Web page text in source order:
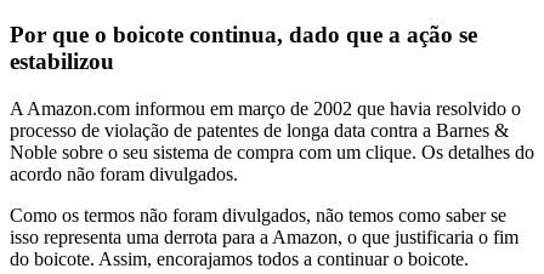
Por que o boicote continua, dado que a ação se
estabilizou
A Amazon.com informou em março de 2002 que havia resolvido o
processo de violação de patentes de longa data contra a Barnes &
Noble sobre o seu sistema de compra com um clique. Os detalhes do
acordo não foram divulgados.
Como os termos não foram divulgados, não temos como saber se
isso representa uma derrota para a Amazon, o que justificaria o fim
do boicote. Assim, encorajamos todos a continuar o boicote.